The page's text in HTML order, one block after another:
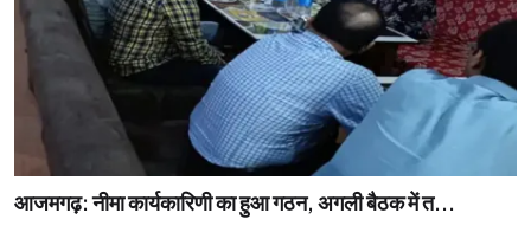
आजमगढ़: नीमा कार्यकारिणी का हुआ गठन, अगली बैठक में त...